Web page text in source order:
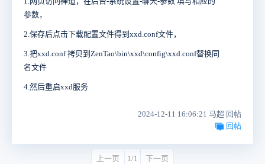
参数，
2.保存后点击下载配置文件得到xxd.conf文件，
3.把xxd.conf 拷贝到ZenTao\bin\xxd\config\xxd.conf替换同
名文件
4.然后重启xxd服务
2024-12-11 16:06:21 马超 回帖
回帖
上一页 1/1 下一页